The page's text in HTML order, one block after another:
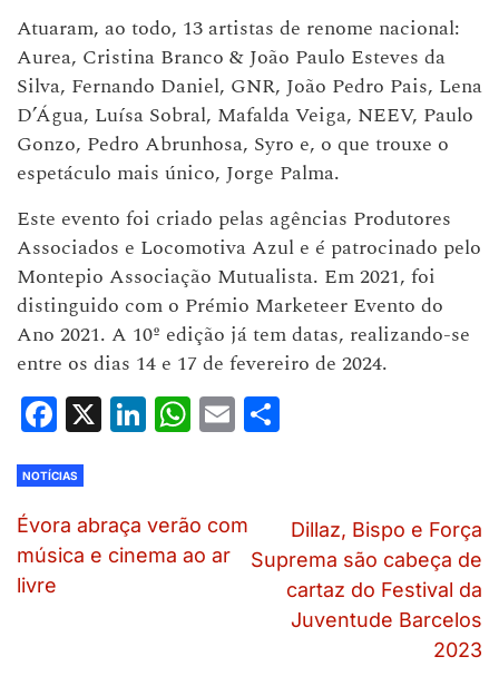
Atuaram, ao todo, 13 artistas de renome nacional:
Aurea, Cristina Branco & João Paulo Esteves da
Silva, Fernando Daniel, GNR, João Pedro Pais, Lena
D’Água, Luísa Sobral, Mafalda Veiga, NEEV, Paulo
Gonzo, Pedro Abrunhosa, Syro e, o que trouxe o
espetáculo mais único, Jorge Palma.
Este evento foi criado pelas agências Produtores
Associados e Locomotiva Azul e é patrocinado pelo
Montepio Associação Mutualista. Em 2021, foi
distinguido com o Prémio Marketeer Evento do
Ano 2021. A 10º edição já tem datas, realizando-se
entre os dias 14 e 17 de fevereiro de 2024.
Facebook
X LinkedIn
WhatsApp
Email
NOTÍCIAS
Évora abraça verão com
música e cinema ao ar
livre
Dillaz, Bispo e Força
Suprema são cabeça de
cartaz do Festival da
Juventude Barcelos
2023